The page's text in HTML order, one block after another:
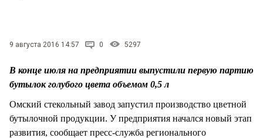
9 августа 2016 14:57 0 5297
В конце июля на предприятии выпустили первую партию
бутылок голубого цвета объемом 0,5 л
Омский стекольный завод запустил производство цветной
бутылочной продукции. У предприятия начался новый этап
развития, сообщает пресс-служба регионального